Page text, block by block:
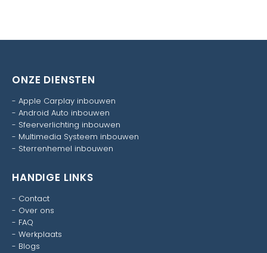
ONZE DIENSTEN
- Apple Carplay inbouwen
- Android Auto inbouwen
- Sfeerverlichting inbouwen
- Multimedia Systeem inbouwen
- Sterrenhemel inbouwen
HANDIGE LINKS
- Contact
- Over ons
- FAQ
- Werkplaats
- Blogs